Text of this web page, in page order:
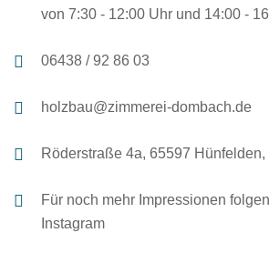
von 7:30 - 12:00 Uhr und 14:00 -
06438 / 92 86 03
holzbau@zimmerei-dombach.de
Röderstraße 4a, 65597
Für noch mehr Impressionen
Instagram